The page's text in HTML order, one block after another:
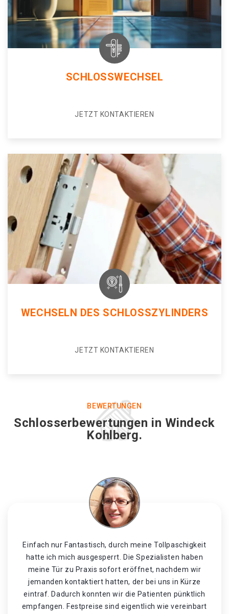
SCHLOSSWECHSEL
JETZT KONTAKTIEREN
WECHSELN DES SCHLOSSZYLINDERS
JETZT KONTAKTIEREN
BEWERTUNGEN
Schlosserbewertungen in Windeck
Kohlberg.
Einfach nur Fantastisch, durch meine Tollpaschigkeit
hatte ich mich ausgesperrt. Die Spezialisten haben
meine Tür zu Praxis sofort eröffnet, nachdem wir
jemanden kontaktiert hatten, der bei uns in Kürze
eintraf. Dadurch konnten wir die Patienten pünktlich
empfangen. Festpreise sind eigentlich wie vereinbart